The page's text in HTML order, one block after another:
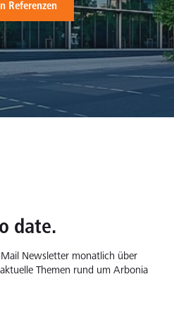
Referenzen
date.
Mail Newsletter monatlich über
Themen rund um Arbonia